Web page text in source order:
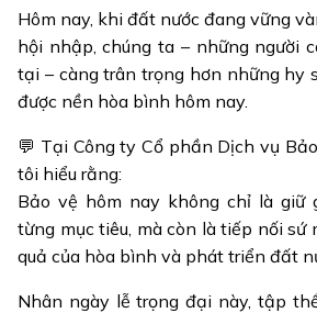
Hôm nay, khi đất nước đang vững
hội nhập, chúng ta – những người
tại – càng trân trọng hơn những hy
được nền hòa bình hôm nay.
💬 Tại Công ty Cổ phần Dịch vụ
tôi hiểu rằng:
Bảo vệ hôm nay không chỉ là giữ
từng mục tiêu, mà còn là tiếp nối sứ
quả của hòa bình và phát triển đất
Nhân ngày lễ trọng đại này, tập